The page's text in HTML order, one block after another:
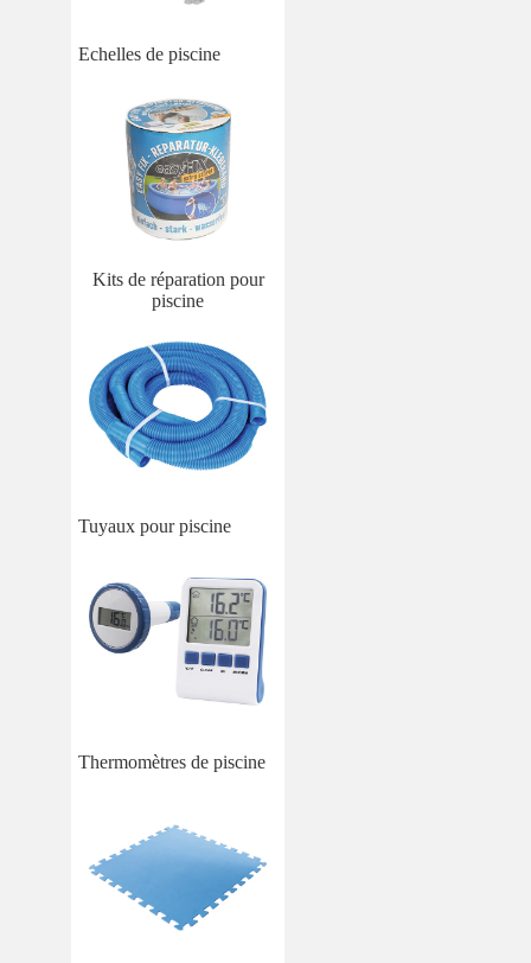
Echelles de piscine
Kits de réparation pour
piscine
Tuyaux pour piscine
Thermomètres de piscine